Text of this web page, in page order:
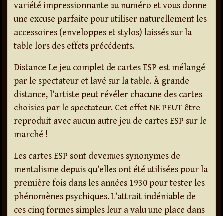
variété impressionnante au numéro et vous donne
une excuse parfaite pour utiliser naturellement les
accessoires (enveloppes et stylos) laissés sur la
table lors des effets précédents.
Distance Le jeu complet de cartes ESP est mélangé
par le spectateur et lavé sur la table. À grande
distance, l’artiste peut révéler chacune des cartes
choisies par le spectateur. Cet effet NE PEUT être
reproduit avec aucun autre jeu de cartes ESP sur le
marché !
Les cartes ESP sont devenues synonymes de
mentalisme depuis qu’elles ont été utilisées pour la
première fois dans les années 1930 pour tester les
phénomènes psychiques. L’attrait indéniable de
ces cinq formes simples leur a valu une place dans